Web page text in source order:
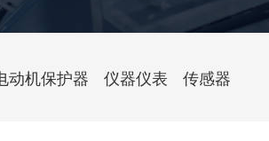
动机保护器 仪器仪表 传感器